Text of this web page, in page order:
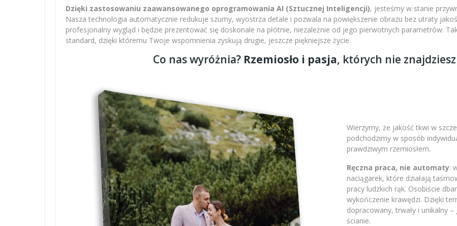
Dzięki zastosowaniu zaawansowanego oprogramowania AI (Sztucznej Inteligencji), jesteśmy w stanie
Nasza technologia automatycznie redukuje szumy, wyostrza detale i pozwala na powiększenie obrazu bez utraty
profesjonalny wygląd i będzie prezentować się doskonale na płótnie, niezależnie od jego pierwotnych parametrów.
standard, dzięki któremu Twoje wspomnienia zyskują drugie, jeszcze piękniejsze życie.
Co nas wyróżnia? Rzemiosło i pasja, których nie
Wierzymy, że jakość tkwi w
podchodzimy w sposób
prawdziwym rzemiosłem.
Ręczna praca, nie automaty:
naciągarek, które działają
pracy ludzkich rąk. Osobiście
wykończenie krawędzi. Dzięki
dopracowany, trwały i unikalny
ścianie.